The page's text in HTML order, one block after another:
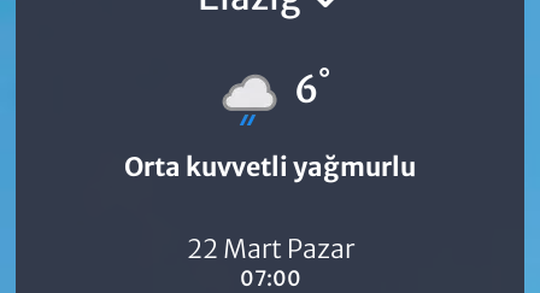
6°
Orta kuvvetli yağmurlu
22 Mart Pazar
07:00